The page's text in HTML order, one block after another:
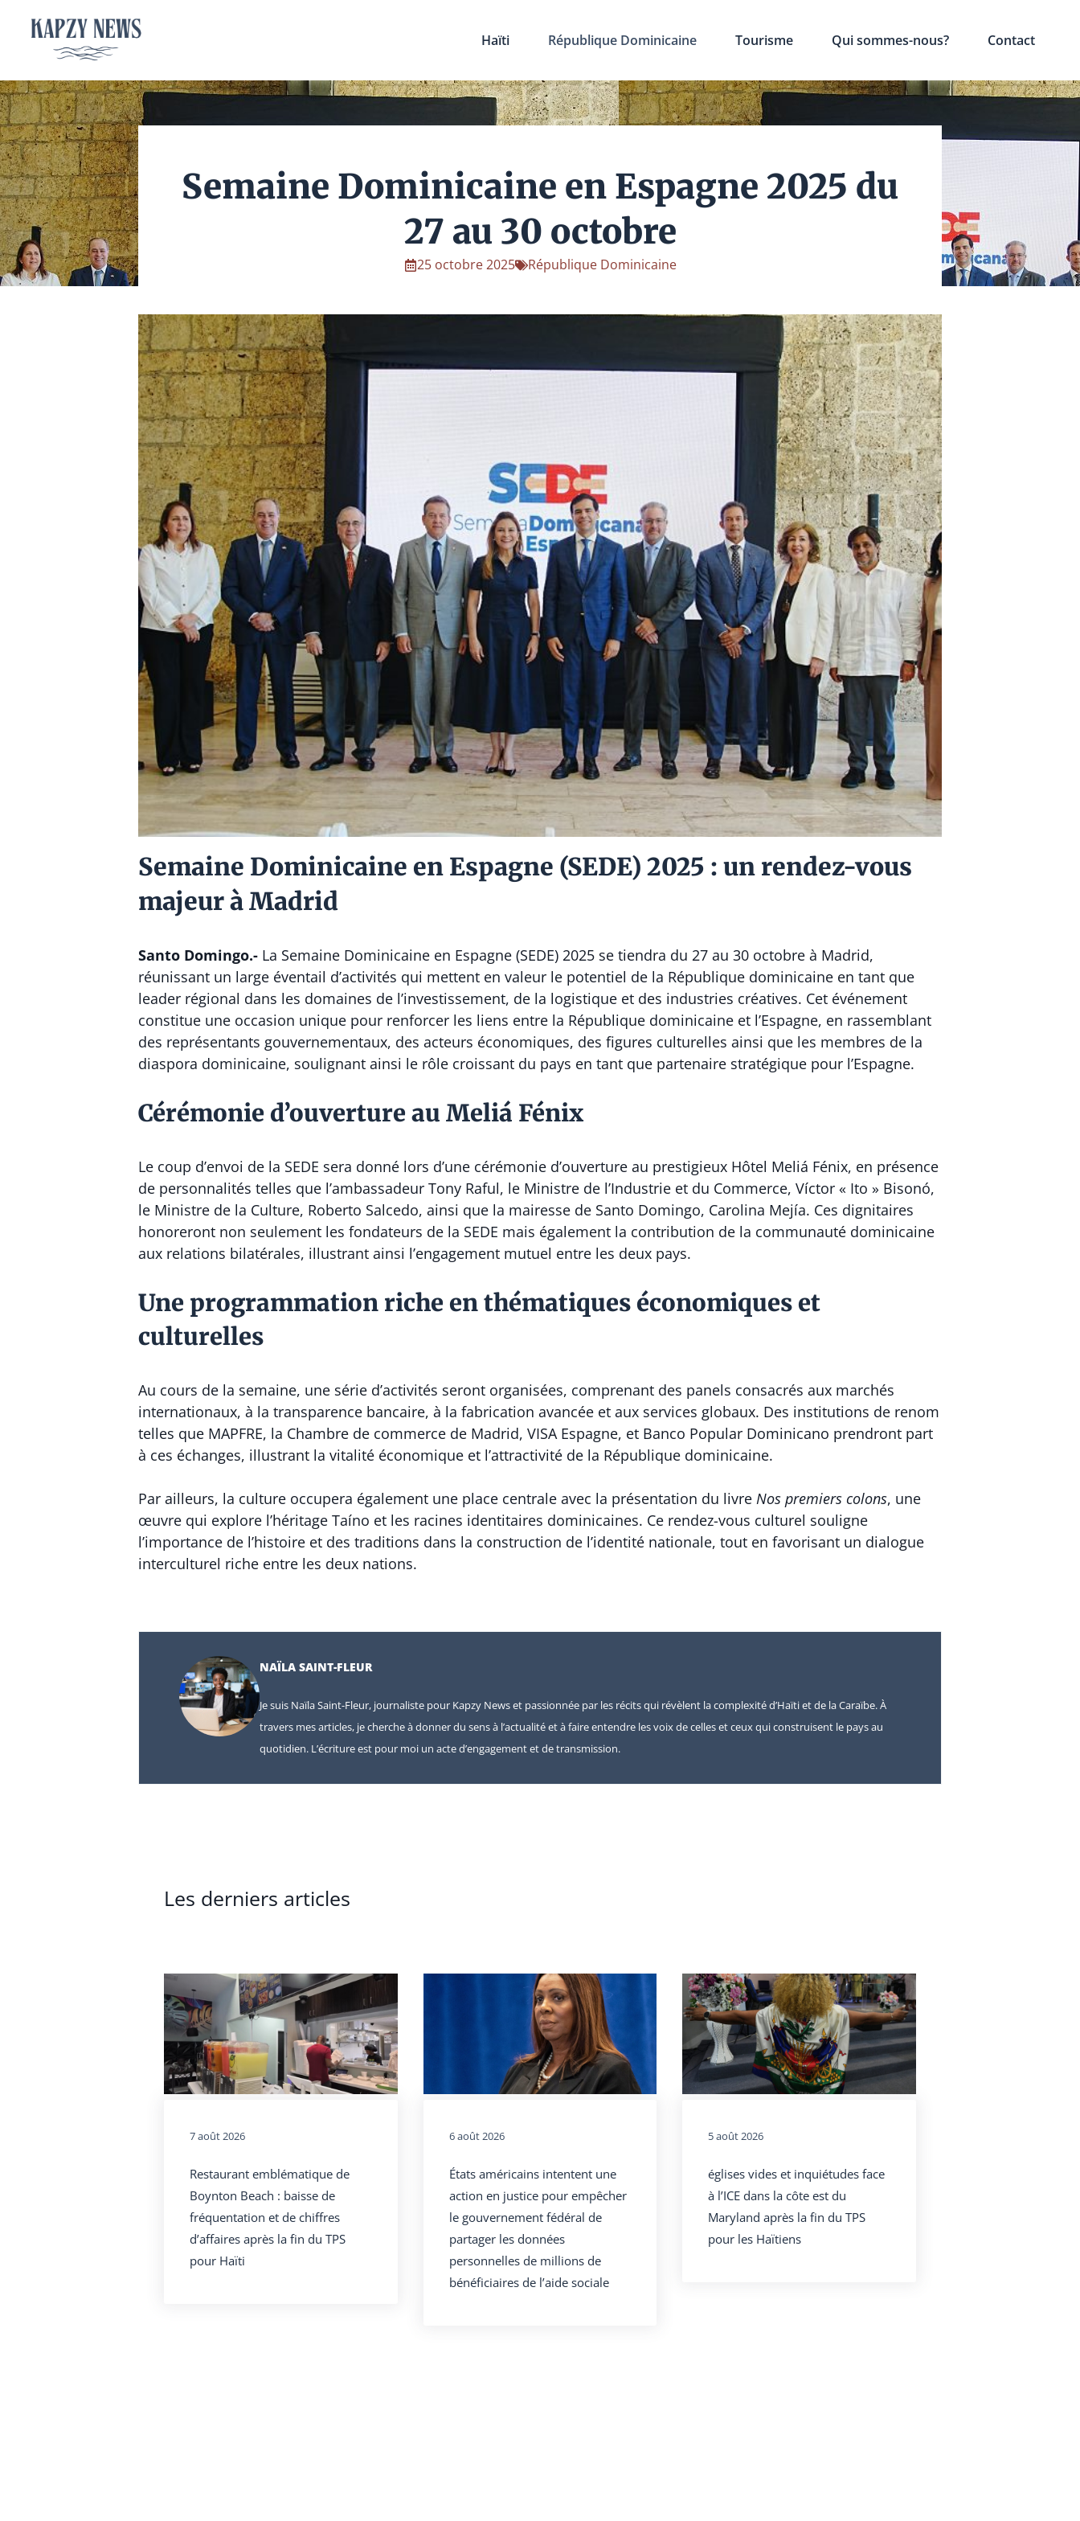
contenu
Haïti République Dominicaine Tourisme Qui sommes-nous? Contact
Semaine Dominicaine en Espagne 2025 du
27 au 30 octobre
25 octobre 2025 République Dominicaine
Semaine Dominicaine en Espagne (SEDE) 2025 : un rendez-vous
majeur à Madrid
Santo Domingo.- La Semaine Dominicaine en Espagne (SEDE) 2025 se tiendra du 27 au 30 octobre à Madrid,
réunissant un large éventail d’activités qui mettent en valeur le potentiel de la République dominicaine en tant que
leader régional dans les domaines de l’investissement, de la logistique et des industries créatives. Cet événement
constitue une occasion unique pour renforcer les liens entre la République dominicaine et l’Espagne, en rassemblant
des représentants gouvernementaux, des acteurs économiques, des figures culturelles ainsi que les membres de la
diaspora dominicaine, soulignant ainsi le rôle croissant du pays en tant que partenaire stratégique pour l’Espagne.
Cérémonie d’ouverture au Meliá Fénix
Le coup d’envoi de la SEDE sera donné lors d’une cérémonie d’ouverture au prestigieux Hôtel Meliá Fénix, en présence
de personnalités telles que l’ambassadeur Tony Raful, le Ministre de l’Industrie et du Commerce, Víctor « Ito » Bisonó,
le Ministre de la Culture, Roberto Salcedo, ainsi que la mairesse de Santo Domingo, Carolina Mejía. Ces dignitaires
honoreront non seulement les fondateurs de la SEDE mais également la contribution de la communauté dominicaine
aux relations bilatérales, illustrant ainsi l’engagement mutuel entre les deux pays.
Une programmation riche en thématiques économiques et
culturelles
Au cours de la semaine, une série d’activités seront organisées, comprenant des panels consacrés aux marchés
internationaux, à la transparence bancaire, à la fabrication avancée et aux services globaux. Des institutions de renom
telles que MAPFRE, la Chambre de commerce de Madrid, VISA Espagne, et Banco Popular Dominicano prendront part
à ces échanges, illustrant la vitalité économique et l’attractivité de la République dominicaine.
Par ailleurs, la culture occupera également une place centrale avec la présentation du livre Nos premiers colons, une
œuvre qui explore l’héritage Taíno et les racines identitaires dominicaines. Ce rendez-vous culturel souligne
l’importance de l’histoire et des traditions dans la construction de l’identité nationale, tout en favorisant un dialogue
interculturel riche entre les deux nations.
NAÏLA SAINT-FLEUR
Je suis Naïla Saint-Fleur, journaliste pour Kapzy News et passionnée par les récits qui révèlent la complexité d’Haïti et de la Caraïbe. À
travers mes articles, je cherche à donner du sens à l’actualité et à faire entendre les voix de celles et ceux qui construisent le pays au
quotidien. L’écriture est pour moi un acte d’engagement et de transmission.
Les derniers articles
7 août 2026
Restaurant emblématique de
Boynton Beach : baisse de
fréquentation et de chiffres
d’affaires après la fin du TPS
pour Haïti
6 août 2026
États américains intentent une
action en justice pour empêcher
le gouvernement fédéral de
partager les données
personnelles de millions de
bénéficiaires de l’aide sociale
5 août 2026
églises vides et inquiétudes face
à l’ICE dans la côte est du
Maryland après la fin du TPS
pour les Haïtiens